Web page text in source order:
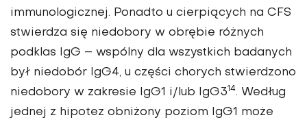
immunologicznej. Ponadto u cierpiących na CFS
stwierdza się niedobory w obrębie różnych
podklas IgG – wspólny dla wszystkich badanych
był niedobór IgG4, u części chorych stwierdzono
niedobory w zakresie IgG1 i/lub IgG314. Według
jednej z hipotez obniżony poziom IgG1 może